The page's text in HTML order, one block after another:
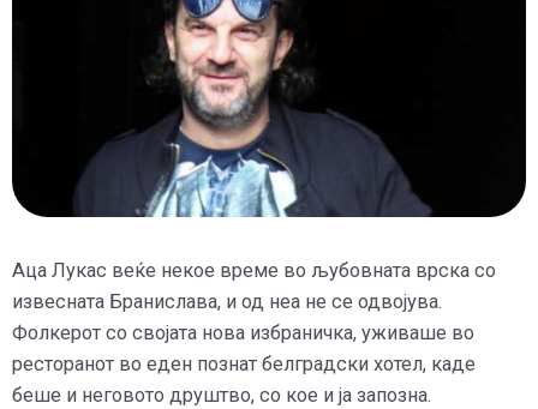
Аца Лукас веќе некое време во љубовната врска со
извесната Бранислава, и од неа не се одвојува.
Фолкерот со својата нова избраничка, уживаше во
ресторанот во еден познат белградски хотел, каде
беше и неговото друштво, со кое и ја запозна.